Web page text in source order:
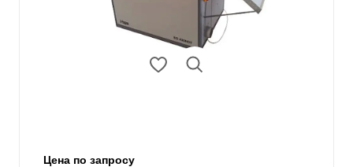
Цена по запросу